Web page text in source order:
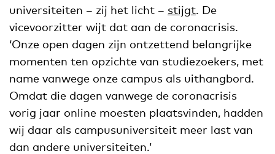
universiteiten – zij het licht – stijgt. De
vicevoorzitter wijt dat aan de coronacrisis.
‘Onze open dagen zijn ontzettend belangrijke
momenten ten opzichte van studiezoekers, met
name vanwege onze campus als uithangbord.
Omdat die dagen vanwege de coronacrisis
vorig jaar online moesten plaatsvinden, hadden
wij daar als campusuniversiteit meer last van
dan andere universiteiten.’